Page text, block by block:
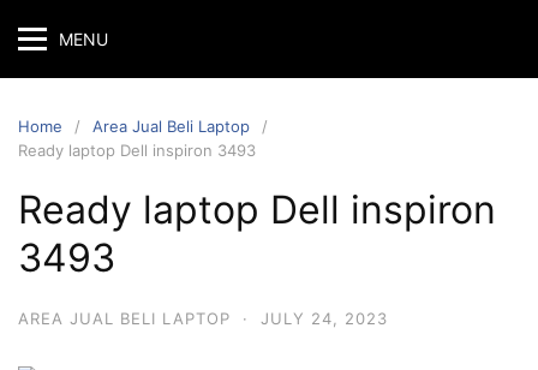
MENU
Home
Area Jual Beli Laptop
Ready laptop Dell inspiron 3493
Ready laptop Dell inspiron
3493
AREA JUAL BELI LAPTOP · JULY 24, 2023